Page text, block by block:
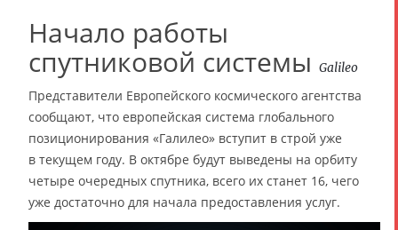
Начало работы
спутниковой системы Galileo
Представители Европейского космического агентства
сообщают, что европейская система глобального
позиционирования «Галилео» вступит в строй уже
в текущем году. В октябре будут выведены на орбиту
четыре очередных спутника, всего их станет 16, чего
уже достаточно для начала предоставления услуг.